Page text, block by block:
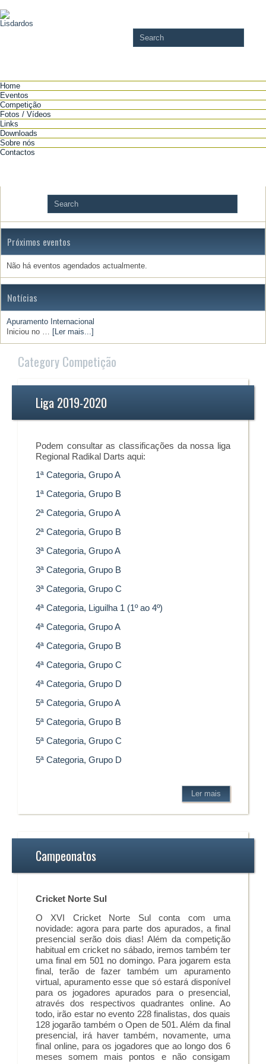
Home
Eventos
Competição
Fotos / Vídeos
Links
Downloads
Sobre nós
Contactos
Próximos eventos
Não há eventos agendados actualmente.
Notícias
Apuramento Internacional
Iniciou no … [Ler mais...]
Category Competição
Liga 2019-2020
Podem consultar as classificações da nossa liga
Regional Radikal Darts aqui:
1ª Categoria, Grupo A
1ª Categoria, Grupo B
2ª Categoria, Grupo A
2ª Categoria, Grupo B
3ª Categoria, Grupo A
3ª Categoria, Grupo B
3ª Categoria, Grupo C
4ª Categoria, Liguilha 1 (1º ao 4º)
4ª Categoria, Grupo A
4ª Categoria, Grupo B
4ª Categoria, Grupo C
4ª Categoria, Grupo D
5ª Categoria, Grupo A
5ª Categoria, Grupo B
5ª Categoria, Grupo C
5ª Categoria, Grupo D
Ler mais
Campeonatos
Cricket Norte Sul
O XVI Cricket Norte Sul conta com uma
novidade: agora para parte dos apurados, a final
presencial serão dois dias! Além da competição
habitual em cricket no sábado, iremos também ter
uma final em 501 no domingo. Para jogarem esta
final, terão de fazer também um apuramento
virtual, apuramento esse que só estará disponível
para os jogadores apurados para o presencial,
através dos respectivos quadrantes online. Ao
todo, irão estar no evento 228 finalistas, dos quais
128 jogarão também o Open de 501. Além da final
presencial, irá haver também, novamente, uma
final online, para os jogadores que ao longo dos 6
meses somem mais pontos e não consigam